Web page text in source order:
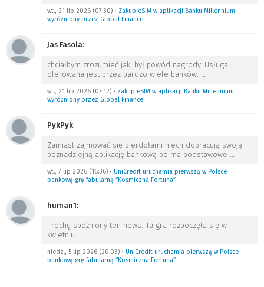
wt., 21 lip 2026 (07:30) • Zakup eSIM w aplikacji Banku Millennium
wyróżniony przez Global Finance
Jas Fasola:
chciałbym zrozumieć jaki był powód nagrody. Usługa
oferowana jest przez bardzo wiele banków.
wt., 21 lip 2026 (07:12) • Zakup eSIM w aplikacji Banku Millennium
wyróżniony przez Global Finance
PykPyk:
Zamiast zajmować się pierdołami niech dopracują swoją
beznadziejną aplikację bankową bo ma podstawowe
wt., 7 lip 2026 (16:36) • UniCredit uruchamia pierwszą w Polsce
bankową grę fabularną “Kosmiczna Fortuna”
human1:
Trochę spóźniony ten news. Ta gra rozpoczęła się w
kwietniu.
niedz., 5 lip 2026 (20:03) • UniCredit uruchamia pierwszą w Polsce
bankową grę fabularną “Kosmiczna Fortuna”